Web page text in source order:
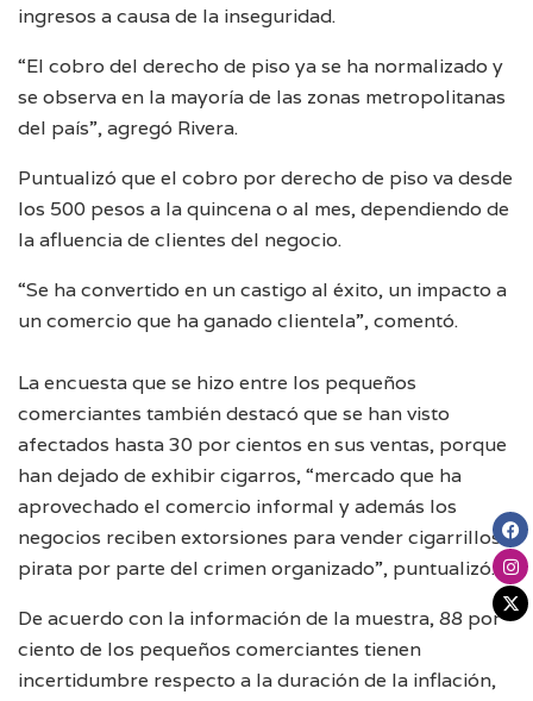
ingresos a causa de la inseguridad.
“El cobro del derecho de piso ya se ha normalizado y
se observa en la mayoría de las zonas metropolitanas
del país”, agregó Rivera.
Puntualizó que el cobro por derecho de piso va desde
los 500 pesos a la quincena o al mes, dependiendo de
la afluencia de clientes del negocio.
“Se ha convertido en un castigo al éxito, un impacto a
un comercio que ha ganado clientela”, comentó.
La encuesta que se hizo entre los pequeños
comerciantes también destacó que se han visto
afectados hasta 30 por cientos en sus ventas, porque
han dejado de exhibir cigarros, “mercado que ha
aprovechado el comercio informal y además los
negocios reciben extorsiones para vender cigarrillos
pirata por parte del crimen organizado”, puntualizó.
De acuerdo con la información de la muestra, 88 por
ciento de los pequeños comerciantes tienen
incertidumbre respecto a la duración de la inflación,